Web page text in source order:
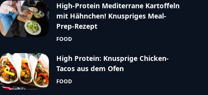
High-Protein Mediterrane Kartoffeln
mit Hähnchen! Knuspriges Meal-
Prep-Rezept
FOOD
High Protein: Knusprige Chicken-
Tacos aus dem Ofen
FOOD